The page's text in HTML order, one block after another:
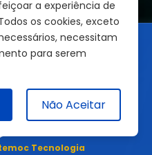
a experiência de
os cookies, exceto
necessitam
para serem
Não Aceitar
de MontezumaTodos os
Tecnologia